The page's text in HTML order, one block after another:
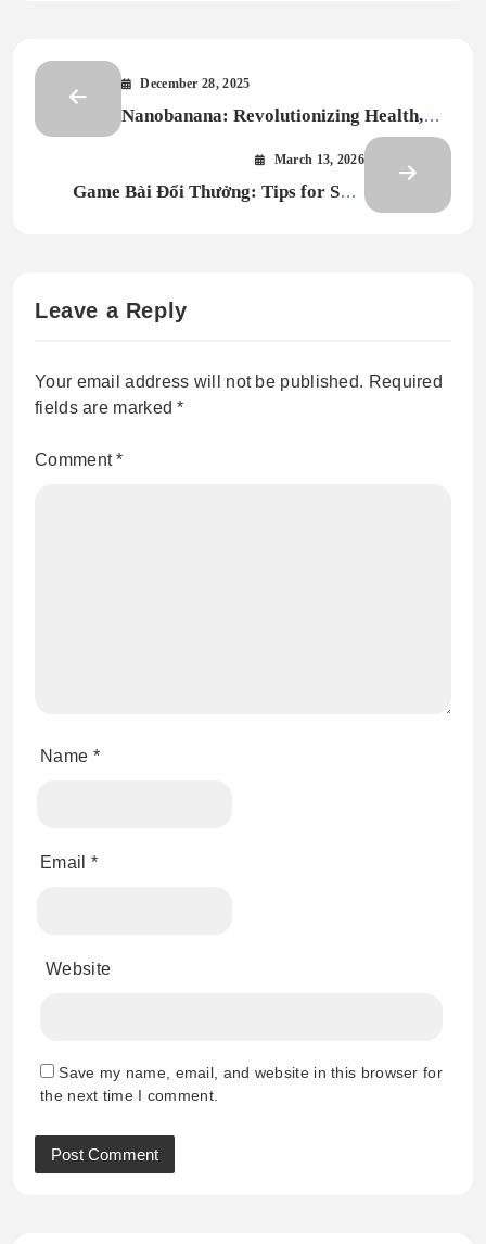
December 28, 2025
Nanobanana: Revolutionizing Health,
Nutrition, and Sustainable Agriculture
March 13, 2026
Game Bài Đổi Thưởng: Tips for Safe
Leave a Reply
Your email address will not be published. Required
fields are marked*
Comment*
Name *
Email *
Website
Save my name, email, and website in this browser for
the next time I comment.